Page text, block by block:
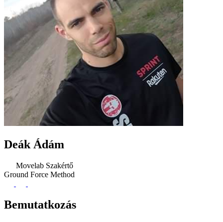
Deák Ádám
Movelab Szakértő
Ground Force Method
Bemutatkozás